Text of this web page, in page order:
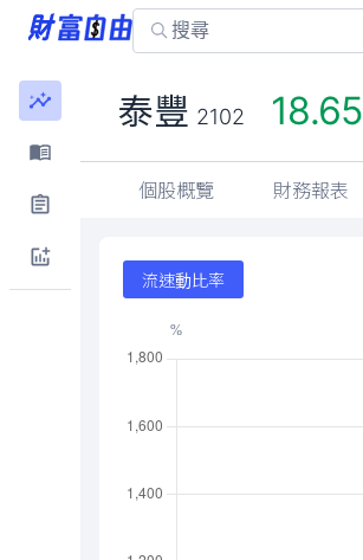
泰豐 2102 18.65
個股概覽 財務報表
流速動比率